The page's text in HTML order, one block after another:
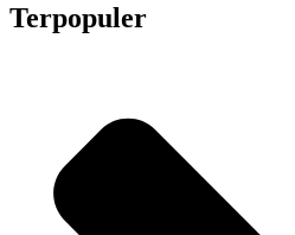
Terpopuler